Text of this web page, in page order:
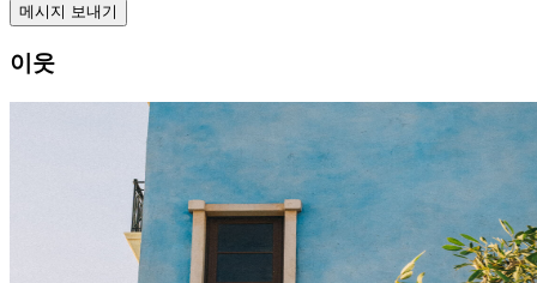
메시지 보내기
이웃